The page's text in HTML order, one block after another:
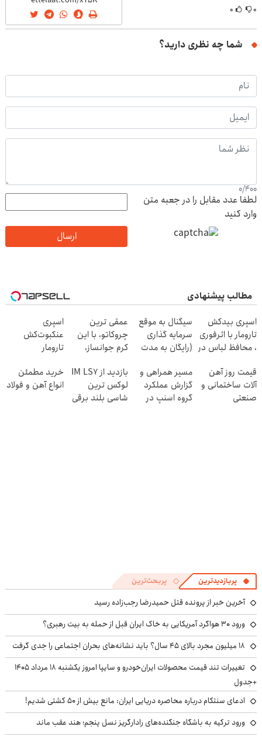
۰ ۰
شما چه نظری دارید؟
0/400
لطفا عدد مقابل را در جعبه متن
وارد کنید
ارسال
مطالب پیشنهادی
اسپری بیدکش
تارومار با اثرفوری
، محافظ لباس در
سیگنال به موقع
سرمایه گذاری
(رایگان به مدت
عمقی ترین
چروکاتو، با این
کرم جوانساز،
تخفیف سفارش
فوری)
اسپری
عنکبوت‌‌کش
تارومار
عنکبوت
قیمت روز آهن
آلات ساختمانی و
صنعتی
مسیر همراهی و
گزارش عملکرد
گروه اسنپ در
بازدید از IM LS7
لوکس ترین
شاسی بلند برقی
خرید مطمئن
انواع آهن و فولاد
پربازدیدترین پربحث‌ترین
آخرین خبر از پرونده قتل حمیدرضا رجب‌زاده رسید
ورود ۳۰ هواگرد آمریکایی به خاک ایران قبل از حمله به بیت رهبری؟
۱۸ میلیون مجرد بالای ۴۵ سال؟ باید نشانه‌های بحران اجتماعی را جدی گرفت
تغییرات تند قیمت محصولات ایران‌خودرو و سایپا امروز یکشنبه ۱۸ مرداد ۱۴۰۵
+جدول
ادعای سنتکام درباره محاصره دریایی ایران: مانع بیش از ۵۰ کشتی شدیم!
ورود ترکیه به باشگاه جنگنده‌های رادارگریز نسل پنجم؛ هند عقب ماند